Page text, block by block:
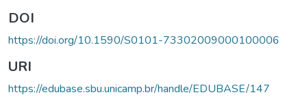
DOI
https://doi.org/10.1590/S0101-73302009000100006
URI
https://edubase.sbu.unicamp.br/handle/EDUBASE/147